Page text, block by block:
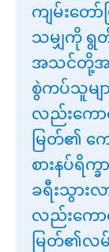
ကျမ်းတေ
သမျှကို ရွ
အသင်တို့အန
စွဲကပ်သူမျာ
လည်းကော
မြတ်၏ က
စားနပ်ရိက္
ခရီးသွား
လည်းကော
မြတ်၏လ